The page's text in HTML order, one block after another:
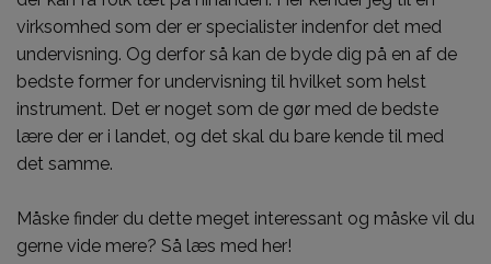
virksomhed som der er specialister indenfor det med
undervisning. Og derfor så kan de byde dig på en af de
bedste former for undervisning til hvilket som helst
instrument. Det er noget som de gør med de bedste
lære der er i landet, og det skal du bare kende til med
det samme.
Måske finder du dette meget interessant og måske vil du
gerne vide mere? Så læs med her!